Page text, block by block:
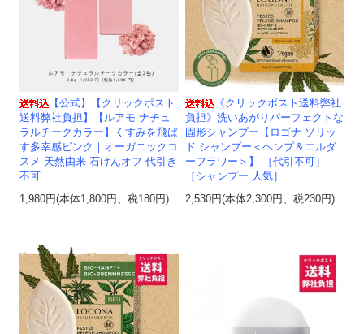
【公式】【クリックポスト
送料弊社負担】【ルアモ ナチュ
ラルチークカラー】くすみを飛ば
す多幸感ピンク｜オーガニックコ
スメ 天然由来 石けんオフ 代引き
不可
1,980円(本体1,800円、税180円)
《クリックポスト送料弊社
負担》洗いあがりパーフェクトな
固形シャンプー【ロゴナ ソリッ
ド シャンプー＜ヘンプ＆エルダ
ーフラワー＞】 ［代引不可］
［シャンプー 人気］
2,530円(本体2,300円、税230円)